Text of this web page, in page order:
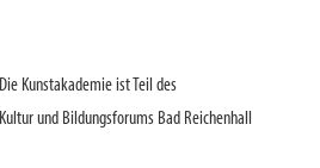
Die Kunstakademie ist Teil des
Kultur und Bildungsforums Bad Reichenhall